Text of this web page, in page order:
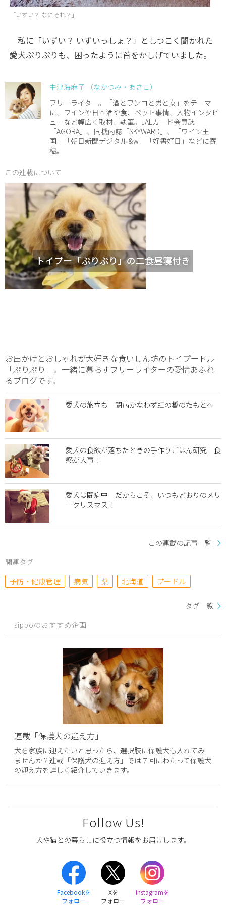
「いずい？ なにそれ？」
私に「いずい？ いずいっしょ？」としつこく聞かれた
愛犬ぷりぷりも、困ったように首をかしげていました。
中津海麻子 （なかつみ・あさこ）
フリーライター。「酒とワンコと男と女」をテーマ
に、ワインや日本酒や食、ペット事情、人物インタビ
ューなど幅広く取材、執筆。JALカード会員誌
「AGORA」、同機内誌「SKYWARD」、「ワイン王
国」「朝日新聞デジタル &w」「好書好日」などに寄
稿。
この連載について
トイプー「ぷりぷり」の二食昼寝付き
お出かけとおしゃれが大好きな食いしん坊のトイプードル
「ぷりぷり」。一緒に暮らすフリーライターの愛情あふれ
るブログです。
愛犬の旅立ち 闘病かなわず虹の橋のたもとへ
愛犬の食欲が落ちたときの手作りごはん研究 食
感が大事！
愛犬は闘病中 だからこそ、いつもどおりのメリ
ークリスマス！
この連載の記事一覧
関連タグ
予防・健康管理
病気 薬 北海道 プードル
タグ一覧
sippoのおすすめ企画
連載「保護犬の迎え方」
犬を家族に迎えたいと思ったら、選択肢に保護犬も入れてみ
ませんか？連載「保護犬の迎え方」では７回にわたって保護犬
の迎え方を詳しく紹介していきます。
Follow Us!
犬や猫との暮らしに役立つ情報をお届けします。
Facebookを
フォロー
Xを
フォロー
Instagramを
フォロー